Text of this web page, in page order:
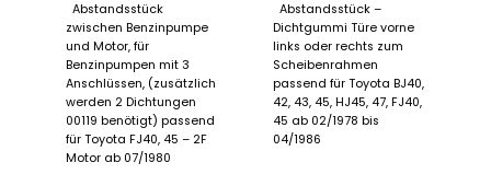
Abstandsstück
zwischen Benzinpumpe
und Motor, für
Benzinpumpen mit 3
Anschlüssen, (zusätzlich
werden 2 Dichtungen
00119 benötigt) passend
für Toyota FJ40, 45 – 2F
Motor ab 07/1980
Abstandsstück –
Dichtgummi Türe vorne
links oder rechts zum
Scheibenrahmen
passend für Toyota BJ40,
42, 43, 45, HJ45, 47, FJ40,
45 ab 02/1978 bis
04/1986